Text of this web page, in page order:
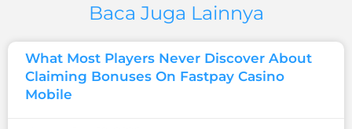
Baca Juga Lainnya
What Most Players Never Discover About
Claiming Bonuses On Fastpay Casino
Mobile